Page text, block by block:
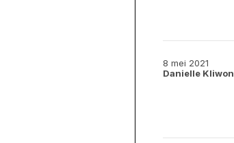
8 mei 2021
Danielle Kliwon